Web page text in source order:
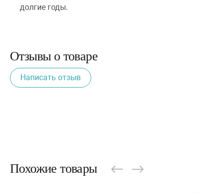
долгие годы.
Отзывы о товаре
Написать отзыв
Похожие товары